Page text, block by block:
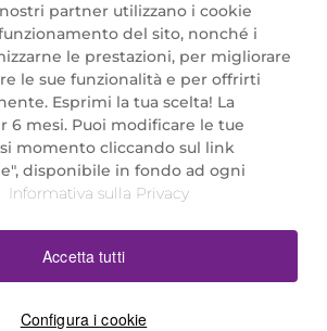
Italia S.r.l.
5, 20017 Rho (MI)
con P.IVA 13425220152.
APP
partner utilizzano i cookie
del sito, nonché i
le prestazioni, per migliorare
le sue funzionalità e per offrirti
Esprimi la tua scelta! La
6 mesi. Puoi modificare le tue
momento cliccando sul link
disponibile in fondo ad ogni
Informativa sulla Privacy
Configura i cookie
Accetta tutti